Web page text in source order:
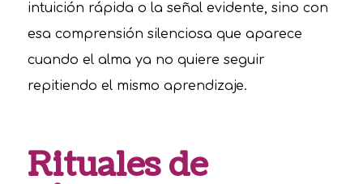
intuición rápida o la señal evidente, sino con
esa comprensión silenciosa que aparece
cuando el alma ya no quiere seguir
repitiendo el mismo aprendizaje.
Rituales de